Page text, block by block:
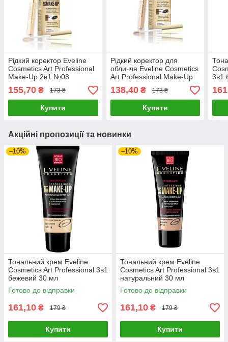
Рідкий коректор Eveline
Cosmetics Art Professional
Make-Up 2в1 №08
porcelain 7 мл
155,70 ₴ 173 ₴
Купити
Рідкий коректор для
обличчя Eveline Cosmetics
Art Professional Make-Up
2в1 №04 light 7 мл
138,40₴ 173 ₴
Купити
3в1
Акційні пропозиції та новинки
–10%
Тональний крем Eveline
Cosmetics Art Professional 3в1
бежевий 30 мл
Готово до відправки
161,10 ₴ 179 ₴
Купити
–10%
Тональний крем Eveline
Cosmetics Art Professional 3в1
натуральний 30 мл
Готово до відправки
161,10 ₴ 179 ₴
Купити